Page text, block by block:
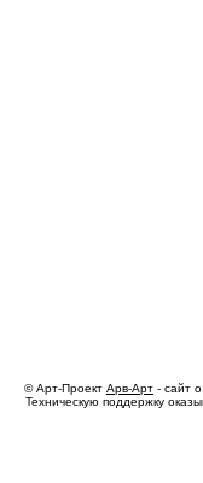
© Арт-Проект Арв-Арт - сайт
Техническую поддержку